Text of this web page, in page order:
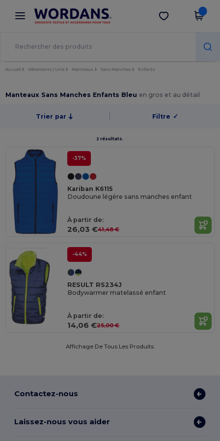
× Appli Wordans
Meilleurs prix sur l’app !
Obtenir l'appli
Accueil Vêtements | Unis Manteaux Sans Manches Enfants
Manteaux Sans Manches Enfants Bleu en gros et au détail
Trier par Filtre ✓
2 résultats.
-37%
Kariban K6115
Doudoune légère sans manches enfant
À partir de:
26,03 €41,48 €
-44%
RESULT RS234J
Bodywarmer matelassé enfant
À partir de:
14,06 €25,00 €
Affichage De Tous Les Produits.
Contactez-nous
Laissez-nous vous aider